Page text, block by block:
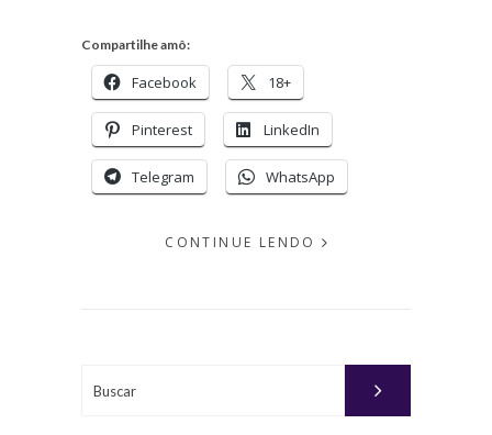
Compartilhe amô:
Facebook 18+
Pinterest LinkedIn
Telegram WhatsApp
CONTINUE LENDO
POR